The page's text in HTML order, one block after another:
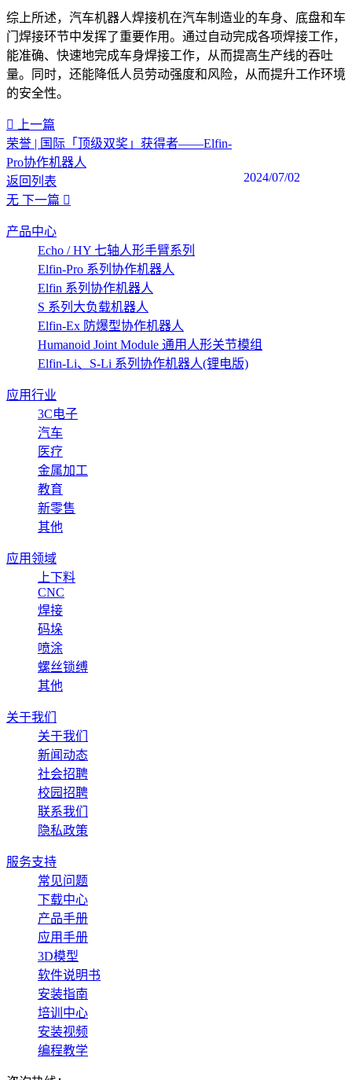
综上所述，汽车机器人焊接机在汽车制造业的车身、底盘和车
门焊接环节中发挥了重要作用。通过自动完成各项焊接工作，
能准确、快速地完成车身焊接工作，从而提高生产线的吞吐
量。同时，还能降低人员劳动强度和风险，从而提升工作环境
的安全性。‍
上一篇
荣誉 | 国际「顶级双奖」获得者——Elfin-
Pro协作机器人
2024/07/02
返回列表
无 下一篇
产品中心
Echo / HY 七轴人形手臂系列
Elfin-Pro 系列协作机器人
Elfin 系列协作机器人
S 系列大负载机器人
Elfin-Ex 防爆型协作机器人
Humanoid Joint Module 通用人形关节模组
Elfin-Li、S-Li 系列协作机器人(锂电版)
应用行业
3C电子
汽车
医疗
金属加工
教育
新零售
其他
应用领域
上下料
CNC
焊接
码垛
喷涂
螺丝锁缚
其他
关于我们
关于我们
新闻动态
社会招聘
校园招聘
联系我们
隐私政策
服务支持
常见问题
下载中心
产品手册
应用手册
3D模型
软件说明书
安装指南
培训中心
安装视频
编程教学